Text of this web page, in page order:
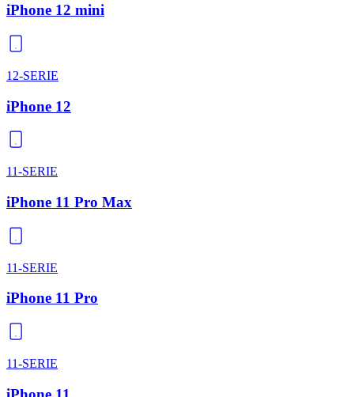
iPhone 12 mini
12-SERIE
iPhone 12
11-SERIE
iPhone 11 Pro Max
11-SERIE
iPhone 11 Pro
11-SERIE